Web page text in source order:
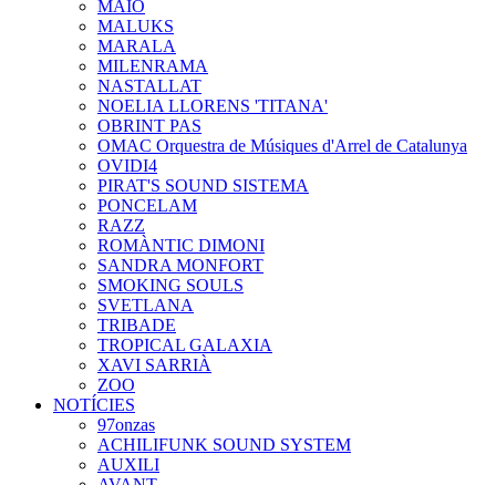
MAIO
MALUKS
MARALA
MILENRAMA
NASTALLAT
NOELIA LLORENS 'TITANA'
OBRINT PAS
OMAC Orquestra de Músiques d'Arrel de Catalunya
OVIDI4
PIRAT'S SOUND SISTEMA
PONCELAM
RAZZ
ROMÀNTIC DIMONI
SANDRA MONFORT
SMOKING SOULS
SVETLANA
TRIBADE
TROPICAL GALAXIA
XAVI SARRIÀ
ZOO
NOTÍCIES
97onzas
ACHILIFUNK SOUND SYSTEM
AUXILI